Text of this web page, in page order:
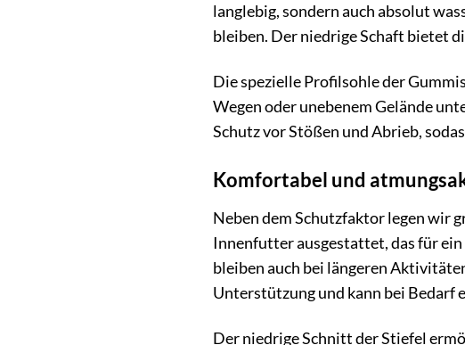
langlebig, sondern auch absolut
bleiben. Der niedrige Schaft bietet
Die spezielle Profilsohle der
Wegen oder unebenem Gelände
Schutz vor Stößen und Abrieb,
Komfortabel und
Neben dem Schutzfaktor legen wir
Innenfutter ausgestattet, das für
bleiben auch bei längeren
Unterstützung und kann bei Bedarf
Der niedrige Schnitt der Stiefel